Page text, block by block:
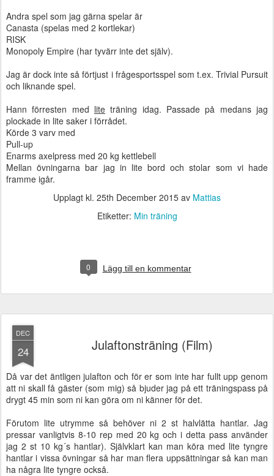
Andra spel som jag gärna spelar är
Canasta (spelas med 2 kortlekar)
RISK
Monopoly Empire (har tyvärr inte det själv).
Jag är dock inte så förtjust i frågesportsspel som t.ex. Trivial Pursuit
och liknande spel.
Hann förresten med lite träning idag. Passade på medans jag
plockade in lite saker i förrådet.
Körde 3 varv med
Pull-up
Enarms axelpress med 20 kg kettlebell
Mellan övningarna bar jag in lite bord och stolar som vi hade
framme igår.
Upplagt kl. 25th December 2015 av Mattias
Etiketter: Min träning
0 Lägg till en kommentar
DEC
24 Julaftonsträning (Film)
Då var det äntligen julafton och för er som inte har fullt upp genom
att ni skall få gäster (som mig) så bjuder jag på ett träningspass på
drygt 45 min som ni kan göra om ni känner för det.
Förutom lite utrymme så behöver ni 2 st halvlätta hantlar. Jag
pressar vanligtvis 8-10 rep med 20 kg och i detta pass använder
jag 2 st 10 kg´s hantlar). Självklart kan man köra med lite tyngre
hantlar i vissa övningar så har man flera uppsättningar så kan man
ha några lite tyngre också.